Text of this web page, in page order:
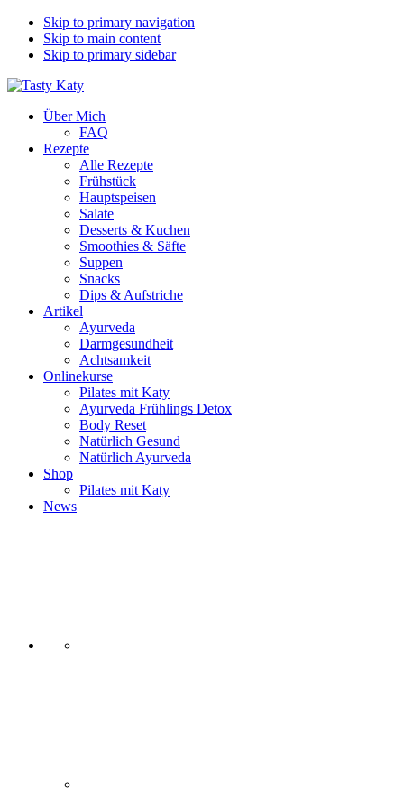
Skip to primary navigation
Skip to main content
Skip to primary sidebar
Über Mich
FAQ
Rezepte
Alle Rezepte
Frühstück
Hauptspeisen
Salate
Desserts & Kuchen
Smoothies & Säfte
Suppen
Snacks
Dips & Aufstriche
Artikel
Ayurveda
Darmgesundheit
Achtsamkeit
Onlinekurse
Pilates mit Katy
Ayurveda Frühlings Detox
Body Reset
Natürlich Gesund
Natürlich Ayurveda
Shop
Pilates mit Katy
News